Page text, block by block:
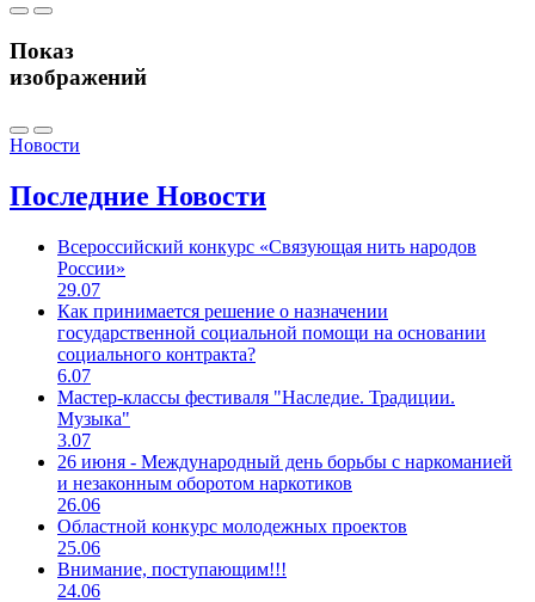
Показ
изображений
Новости
Последние Новости
Всероссийский конкурс «Связующая нить народов
России»
29.07
Как принимается решение о назначении
государственной социальной помощи на основании
социального контракта?
6.07
Мастер-классы фестиваля "Наследие. Традиции.
Музыка"
3.07
26 июня - Международный день борьбы с наркоманией
и незаконным оборотом наркотиков
26.06
Областной конкурс молодежных проектов
25.06
Внимание, поступающим!!!
24.06